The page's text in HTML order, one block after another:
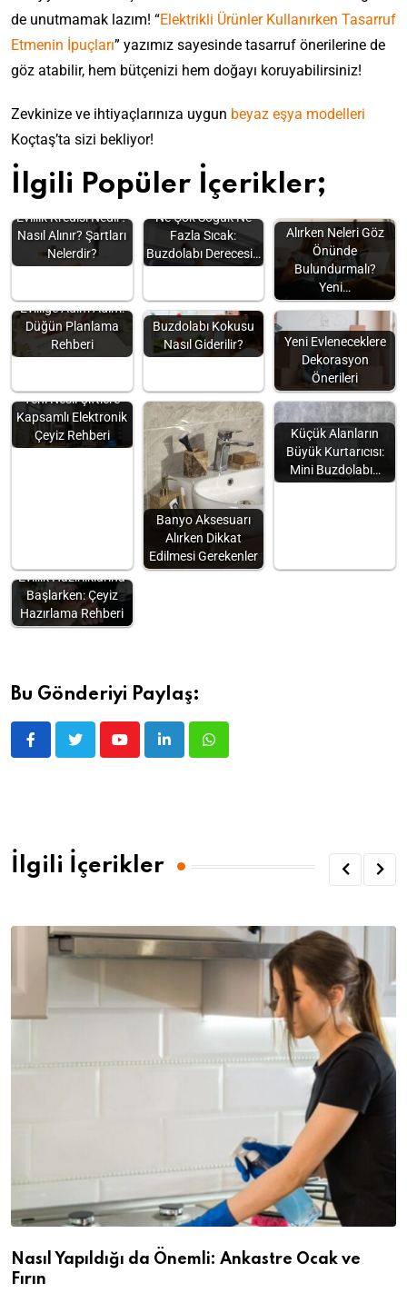
de unutmamak lazım! “Elektrikli Ürünler Kullanırken Tasarruf
Etmenin İpuçları” yazımız sayesinde tasarruf önerilerine de
göz atabilir, hem bütçenizi hem doğayı koruyabilirsiniz!
Zevkinize ve ihtiyaçlarınıza uygun beyaz eşya modelleri
Koçtaş’ta sizi bekliyor!
İlgili Popüler İçerikler;
Evlilik Kredisi Nedir?
Nasıl Alınır? Şartları
Nelerdir?
Ne Çok Soğuk Ne
Fazla Sıcak:
Buzdolabı Derecesi…
Alırken Neleri Göz
Önünde
Bulundurmalı?
Yeni…
Evliliğe Adım Adım:
Düğün Planlama
Rehberi
Buzdolabı Kokusu
Nasıl Giderilir?
Yeni Evleneceklere
Dekorasyon
Önerileri
Yeni Nesil Çiftlere
Kapsamlı Elektronik
Çeyiz Rehberi
Banyo Aksesuarı
Alırken Dikkat
Edilmesi Gerekenler
Küçük Alanların
Büyük Kurtarıcısı:
Mini Buzdolabı…
Evlilik Hazırlıklarına
Başlarken: Çeyiz
Hazırlama Rehberi
Bu Gönderiyi Paylaş:
İlgili İçerikler
Nasıl Yapıldığı da Önemli: Ankastre Ocak ve
Fırın